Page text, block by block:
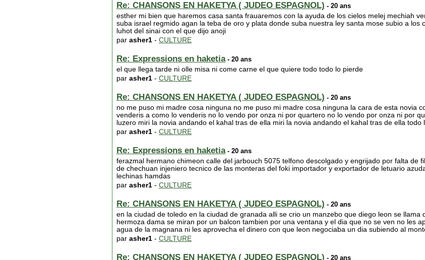
Re: CHANSONS EN HAKETYA ( JUDEO ESPAGNOL) - 20 ans
esther mi bien que haremos casa santa frauaremos con la ayuda de los cielos melej mechiah
suba israel regmido agan la teba de oro y plata donde suba nuestra ley santa mose subio a los
luhot del sinai con el que dijo anoji
par asher1 - CULTURE
Re: Expressions en haketia- 20 ans
el que llega tarde ni olle misa ni come carne el que quiere todo todo lo pierde
par asher1 - CULTURE
Re: CHANSONS EN HAKETYA ( JUDEO ESPAGNOL) - 20 ans
no me puso mi madre cosa ninguna no me puso mi madre cosa ninguna la cara de esta novia
venderis a como lo venderis no lo vendo por onza ni por quartero no lo vendo por onza ni por
luzero miri la novia andando el kahal tras de ella miri la novia andando el kahal tras de ella todo
par asher1 - CULTURE
Re: Expressions en haketia- 20 ans
ferazmal hermano chimeon calle del jarbouch 5075 telfono descolgado y engrijado por falta de
de chechuan injeniero tecnico de las monteras del foki importador y exportador de letuario
lechinas hamdas
par asher1 - CULTURE
Re: CHANSONS EN HAKETYA ( JUDEO ESPAGNOL) - 20 ans
en la ciudad de toledo en la ciudad de granada alli se crio un manzebo que diego leon se llama
hermoza dama se miran por un balcon tambien por una ventana y el dia que no se ven no les
agua de la magnana ni les aprovecha el dinero con que leon negociaba un dia subiendo al
par asher1 - CULTURE
Re: CHANSONS EN HAKETYA ( JUDEO ESPAGNOL) - 20 ans